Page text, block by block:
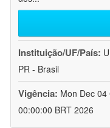
Instituição/UF/País:
PR - Brasil
Vigência: Mon Dec 04
00:00:00 BRT 2026